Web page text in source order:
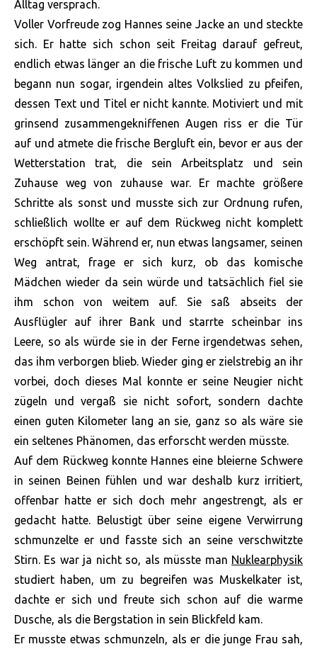
Alltag versprach.
Voller Vorfreude zog Hannes seine Jacke an und steckte
sich. Er hatte sich schon seit Freitag darauf gefreut,
endlich etwas länger an die frische Luft zu kommen und
begann nun sogar, irgendein altes Volkslied zu pfeifen,
dessen Text und Titel er nicht kannte. Motiviert und mit
grinsend zusammengekniffenen Augen riss er die Tür
auf und atmete die frische Bergluft ein, bevor er aus der
Wetterstation trat, die sein Arbeitsplatz und sein
Zuhause weg von zuhause war. Er machte größere
Schritte als sonst und musste sich zur Ordnung rufen,
schließlich wollte er auf dem Rückweg nicht komplett
erschöpft sein. Während er, nun etwas langsamer, seinen
Weg antrat, frage er sich kurz, ob das komische
Mädchen wieder da sein würde und tatsächlich fiel sie
ihm schon von weitem auf. Sie saß abseits der
Ausflügler auf ihrer Bank und starrte scheinbar ins
Leere, so als würde sie in der Ferne irgendetwas sehen,
das ihm verborgen blieb. Wieder ging er zielstrebig an ihr
vorbei, doch dieses Mal konnte er seine Neugier nicht
zügeln und vergaß sie nicht sofort, sondern dachte
einen guten Kilometer lang an sie, ganz so als wäre sie
ein seltenes Phänomen, das erforscht werden müsste.
Auf dem Rückweg konnte Hannes eine bleierne Schwere
in seinen Beinen fühlen und war deshalb kurz irritiert,
offenbar hatte er sich doch mehr angestrengt, als er
gedacht hatte. Belustigt über seine eigene Verwirrung
schmunzelte er und fasste sich an seine verschwitzte
Stirn. Es war ja nicht so, als müsste man Nuklearphysik
studiert haben, um zu begreifen was Muskelkater ist,
dachte er sich und freute sich schon auf die warme
Dusche, als die Bergstation in sein Blickfeld kam.
Er musste etwas schmunzeln, als er die junge Frau sah,